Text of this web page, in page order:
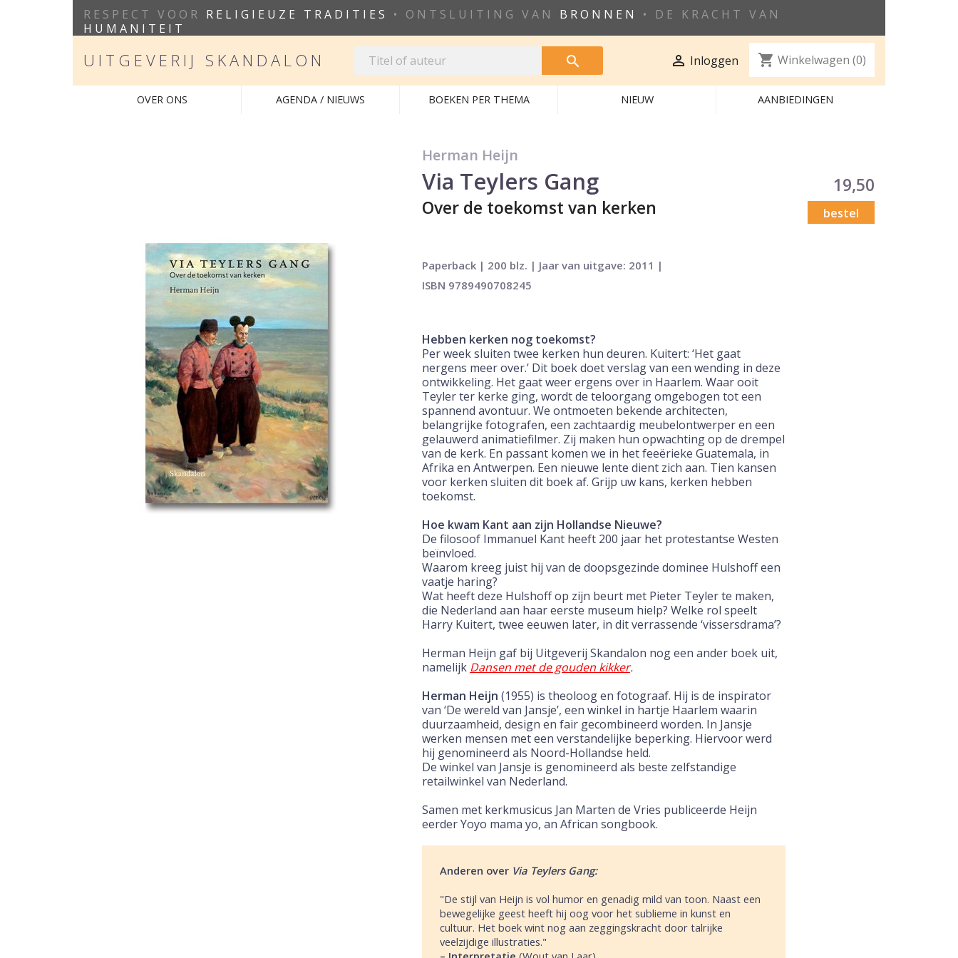
RESPECT VOOR RELIGIEUZE TRADITIES • ONTSLUITING VAN BRONNEN
• DE KRACHT VAN
HUMANITEIT
UITGEVERIJ SKANDALON   Inloggen shopping_cart Winkelwagen (0)
OVER ONS AGENDA / NIEUWS BOEKEN PER THEMA NIEUW AANBIEDINGEN
Herman Heijn
Via Teylers Gang
Over de toekomst van kerken
19,50
bestel
Paperback | 200 blz. | Jaar van uitgave: 2011 |
ISBN 9789490708245
Hebben kerken nog toekomst?
Per week sluiten twee kerken hun deuren. Kuitert: ‘Het gaat
nergens meer over.’ Dit boek doet verslag van een wending in deze
ontwikkeling. Het gaat weer ergens over in Haarlem. Waar ooit
Teyler ter kerke ging, wordt de teloorgang omgebogen toteen
spannend avontuur. We ontmoeten bekende architecten,
belangrijke fotografen, een zachtaardig meubelontwerper en een
gelauwerd animatiefilmer. Zij maken hun opwachting op de drempel
van de kerk. En passant komen we in het feeërieke Guatemala, in
Afrika en Antwerpen. Een nieuwe lente dient zich aan. Tien kansen
voor kerken sluiten dit boek af. Grijp uw kans, kerken hebben
toekomst.
Hoe kwam Kant aan zijn Hollandse Nieuwe?
De filosoof Immanuel Kant heeft 200 jaar het protestantse Westen
beïnvloed.
Waarom kreeg juist hij van de doopsgezinde dominee Hulshoff een
vaatje haring?
Wat heeft deze Hulshoff op zijn beurt met Pieter Teyler te maken,
die Nederland aan haar eerste museum hielp? Welke rol speelt
Harry Kuitert, twee eeuwen later, in ditverrassende ‘vissersdrama’?
Herman Heijn gaf bij Uitgeverij Skandalon nog een ander boek uit,
namelijk Dansen met de gouden kikker.
Herman Heijn (1955) is theoloog en fotograaf. Hij is de inspirator
van ‘De wereld van Jansje’, een winkel in hartje Haarlem waarin
duurzaamheid, design en fair gecombineerd worden. In Jansje
werken mensen met een verstandelijke beperking. Hiervoor werd
hij genomineerd als Noord-Hollandse held.
De winkel van Jansje is genomineerd als beste zelfstandige
retailwinkel van Nederland.
Samen met kerkmusicus Jan Marten de Vries publiceerde Heijn
eerder Yoyo mama yo, an African songbook.
Anderen over Via Teylers Gang:
"De stijl van Heijn is vol humor en genadig mild van toon. Naast een
bewegelijke geest heeft hij oog voor het sublieme in kunst en
cultuur. Het boek wint nog aan zeggingskracht door talrijke
veelzijdige illustraties."